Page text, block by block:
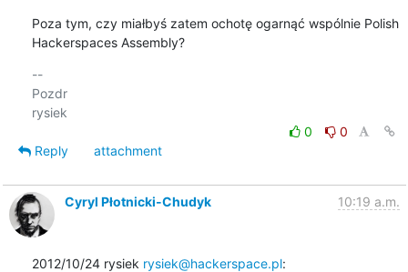
Poza tym, czy miałbyś zatem ochotę ogarnąć wspólnie Polish
Hackerspaces Assembly?
--
Pozdr
0
0
Reply
attachment
Cyryl Płotnicki-Chudyk 10:19 a.m.
2012/10/24 rysiek rysiek@hackerspace.pl: